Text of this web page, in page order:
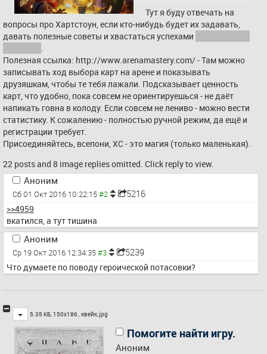
Тут я буду отвечать на
вопросы про Хартстоун, если кто-нибудь будет их задавать,
давать полезные советы и хвастаться успехами
.
Полезная ссылка: http://www.arenamastery.com/ - Там можно
записывать ход выбора карт на арене и показывать
друзяшкам, чтобы те тебя лажали. Подсказывает ценность
карт, что удобно, пока совсем не ориентируешься - не даёт
напикать говна в колоду. Если совсем не лениво - можно вести
статистику. К сожалению - полностью ручной режим, да ещё и
регистрации требует.
Присоединяйтесь, всепони, ХС - это магия (только маленькая).
22 posts and 8 image replies omitted. Click reply to view.
Аноним
Сб 01 Окт 2016 10:22:15 5216
>>4959
вкатился, а тут тишина
Аноним
Ср 19 Окт 2016 12:34:35 5239
Что думаете по поводу героической потасовки?
Toggle
5.35 КБ, 150x186 ,квейк.jpg
Помогите найти игру.
Аноним